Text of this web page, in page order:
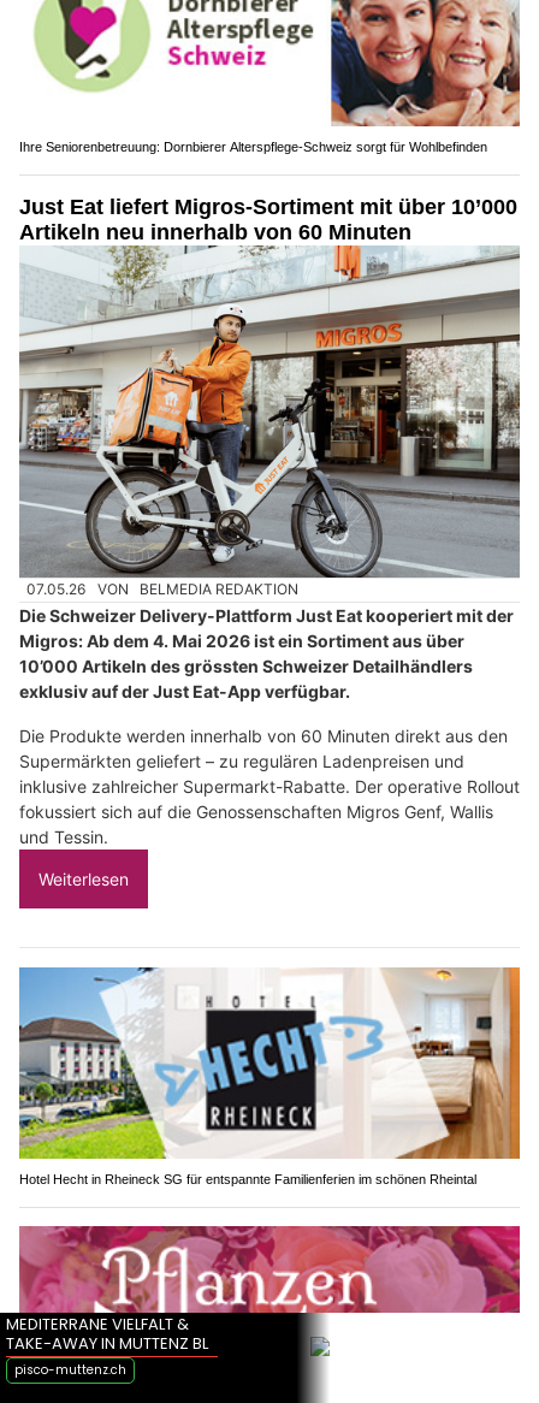
Ihre Seniorenbetreuung: Dornbierer Alterspflege-Schweiz sorgt für Wohlbefinden
Just Eat liefert Migros-Sortiment mit über 10’000
Artikeln neu innerhalb von 60 Minuten
07.05.26 VON BELMEDIA REDAKTION
Die Schweizer Delivery-Plattform Just Eat kooperiert mit der
Migros: Ab dem 4. Mai 2026 ist ein Sortiment aus über
10’000 Artikeln des grössten Schweizer Detailhändlers
exklusiv auf der Just Eat-App verfügbar.
Die Produkte werden innerhalb von 60 Minuten direkt aus den
Supermärkten geliefert – zu regulären Ladenpreisen und
inklusive zahlreicher Supermarkt-Rabatte. Der operative Rollout
fokussiert sich auf die Genossenschaften Migros Genf, Wallis
und Tessin.
Weiterlesen
Hotel Hecht in Rheineck SG für entspannte Familienferien im schönen Rheintal